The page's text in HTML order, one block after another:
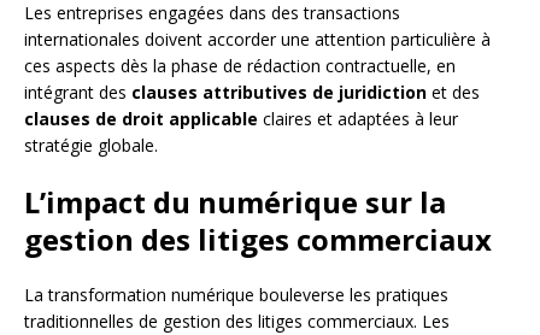
Les entreprises engagées dans des transactions
internationales doivent accorder une attention particulière à
ces aspects dès la phase de rédaction contractuelle, en
intégrant des clauses attributives de juridiction et des
clauses de droit applicable claires et adaptées à leur
stratégie globale.
L’impact du numérique sur la
gestion des litiges commerciaux
La transformation numérique bouleverse les pratiques
traditionnelles de gestion des litiges commerciaux. Les